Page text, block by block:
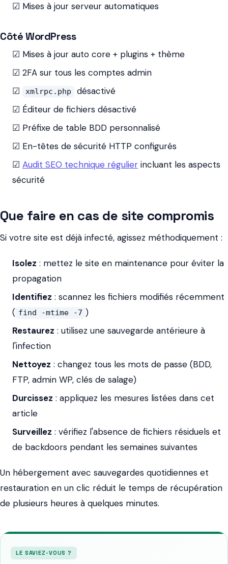
☑ Mises à jour serveur automatiques
Côté WordPress
☑ Mises à jour auto core + plugins + thème
☑ 2FA sur tous les comptes admin
☑
xmlrpc.php
désactivé
☑ Éditeur de fichiers désactivé
☑ Préfixe de table BDD personnalisé
☑ En-têtes de sécurité HTTP configurés
☑ Audit SEO technique régulier incluant les aspects
sécurité
Que faire en cas de site compromis
Si votre site est déjà infecté, agissez méthodiquement :
Isolez : mettez le site en maintenance pour éviter la
propagation
Identifiez : scannez les fichiers modifiés récemment
( find -mtime -7 )
Restaurez : utilisez une sauvegarde antérieure à
l'infection
Nettoyez : changez tous les mots de passe (BDD,
FTP, admin WP, clés de salage)
Durcissez : appliquez les mesures listées dans cet
article
Surveillez : vérifiez l'absence de fichiers résiduels et
de backdoors pendant les semaines suivantes
Un hébergement avec sauvegardes quotidiennes et
restauration en un clic réduit le temps de récupération
de plusieurs heures à quelques minutes.
LE SAVIEZ-VOUS ?